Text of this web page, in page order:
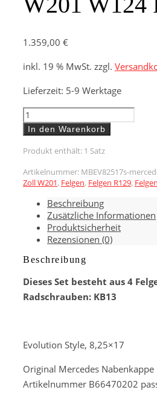
1.359,00 €
inkl. 19 % MwSt. zzgl.
Lieferzeit: 5-9 Werktage
EVO
STYLE,
8,25X17
MERCEDES
W124
R129
In den Warenkorb
Produkt enthält: 1 Satz
Artikelnummer: MBEV82517s-
Zoll W201, Felgen, Felgen R129,
Beschreibung
Zusätzliche Informationen
Produktsicherheit
Rezensionen (0)
Beschreibung
Dieses Set besteht aus 4
Radschrauben: KB13
Evolution Style, 8,25×17
Original Mercedes Nabenkappe
Artikelnummer B66470202